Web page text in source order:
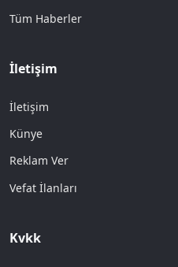
Tüm Haberler
İletişim
İletişim
Künye
Reklam Ver
Vefat İlanları
Kvkk